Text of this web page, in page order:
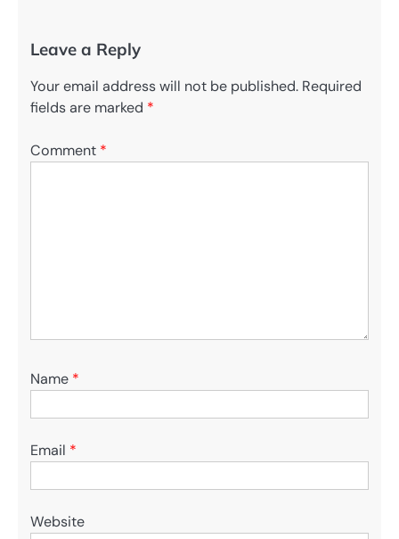
Leave a Reply
Your email address will not be published. Required
fields are marked *
Comment *
Name *
Email *
Website